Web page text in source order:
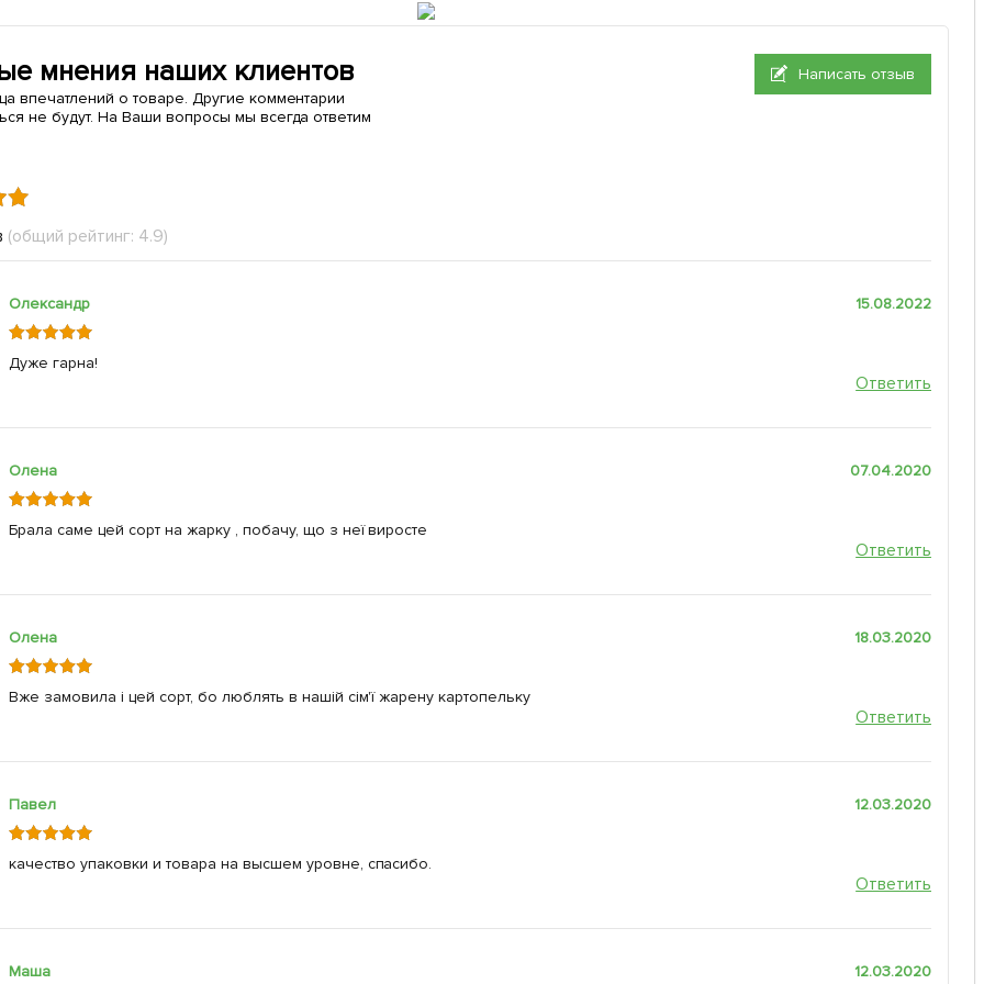
мнения наших клиентов
Написать отзыв
впечатлений о товаре. Другие комментарии
не будут. На Ваши вопросы мы всегда ответим
(общий рейтинг: 4.9)
Олександр 15.08.2022
Дуже гарна!
Ответить
Олена 07.04.2020
Брала саме цей сорт на жарку , побачу, що з неї виросте
Ответить
Олена 18.03.2020
Вже замовила і цей сорт, бо люблять в нашій сім'ї жарену картопельку
Ответить
Павел 12.03.2020
качество упаковки и товара на высшем уровне, спасибо.
Ответить
Маша 12.03.2020